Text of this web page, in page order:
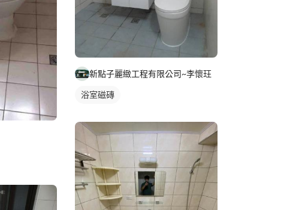
新點子麗緻工程有限公司~李懷玨
浴室磁磚